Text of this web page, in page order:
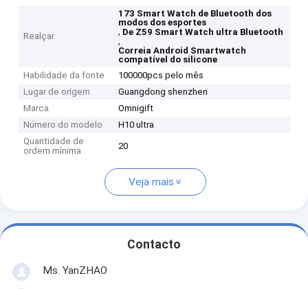
Realçar
173 Smart Watch de Bluetooth dos
modos dos esportes
, De Z59 Smart Watch ultra Bluetooth
,
Correia Android Smartwatch
compatível do silicone
Habilidade da fonte
100000pcs pelo mês
Lugar de origem
Guangdong shenzhen
Marca
Omnigift
Número do modelo
H10 ultra
Quantidade de
ordem mínima
20
Veja mais
Contacto
Ms. YanZHAO